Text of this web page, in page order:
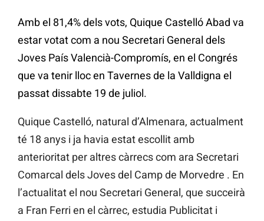
Amb el 81,4% dels vots, Quique Castelló Abad va
estar votat com a nou Secretari General dels
Joves País Valencià-Compromís, en el Congrés
que va tenir lloc en Tavernes de la Valldigna el
passat dissabte 19 de juliol.
Quique Castelló, natural d’Almenara, actualment
té 18 anys i ja havia estat escollit amb
anterioritat per altres càrrecs com ara Secretari
Comarcal dels Joves del Camp de Morvedre . En
l’actualitat el nou Secretari General, que succeirà
a Fran Ferri en el càrrec, estudia Publicitat i